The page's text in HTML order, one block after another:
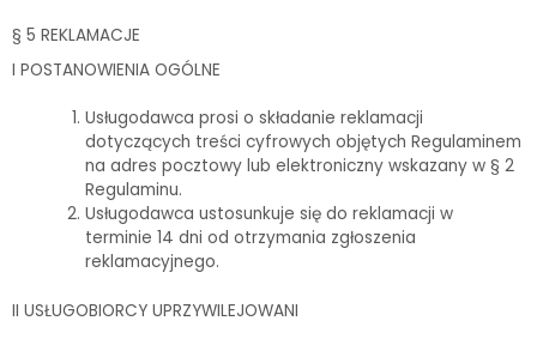
§ 5 REKLAMACJE
I POSTANOWIENIA OGÓLNE
Usługodawca prosi o składanie reklamacji
dotyczących treści cyfrowych objętych Regulaminem
na adres pocztowy lub elektroniczny wskazany w § 2
Regulaminu.
Usługodawca ustosunkuje się do reklamacji w
terminie 14 dni od otrzymania zgłoszenia
reklamacyjnego.
II USŁUGOBIORCY UPRZYWILEJOWANI